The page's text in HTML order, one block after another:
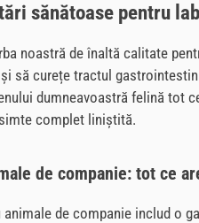
sănătoase pentru
noastră de înaltă calitate
să curețe tractul
dumneavoastră felină tot
complet liniștită.
de companie: tot ce
de companie includ o